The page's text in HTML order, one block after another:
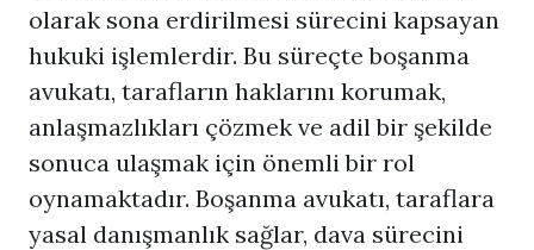
olarak sona erdirilmesi sürecini kapsayan
hukuki işlemlerdir. Bu süreçteboşanma
avukatı, tarafların haklarını korumak,
anlaşmazlıkları çözmek ve adil bir şekilde
sonuca ulaşmak için önemli bir rol
oynamaktadır. Boşanma avukatı, taraflara
yasal danışmanlık sağlar, dava sürecini